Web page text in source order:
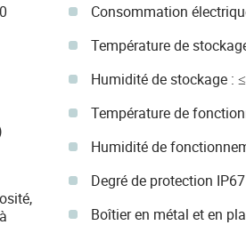
Consommation
Température de
Humidité de stockage :
Température de
Humidité de
Degré de protection IP67
Boîtier en métal et en